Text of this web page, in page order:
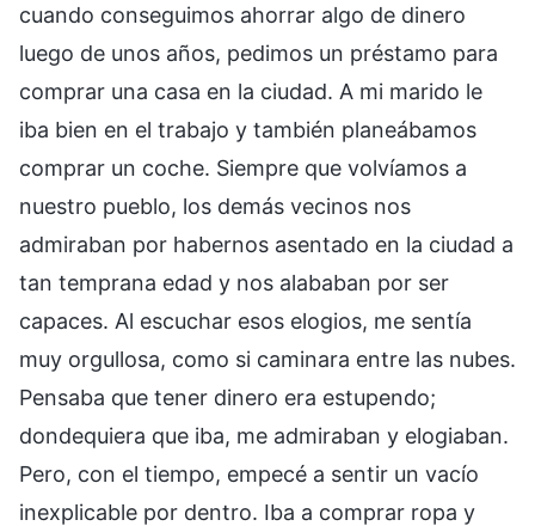
cuando conseguimos ahorrar algo de dinero
luego de unos años, pedimos un préstamo para
comprar una casa en la ciudad. A mi marido le
iba bien en el trabajo y también planeábamos
comprar un coche. Siempre que volvíamos a
nuestro pueblo, los demás vecinos nos
admiraban por habernos asentado en la ciudad a
tan temprana edad y nos alababan por ser
capaces. Al escuchar esos elogios, me sentía
muy orgullosa, como si caminara entre las nubes.
Pensaba que tener dinero era estupendo;
dondequiera que iba, me admiraban y elogiaban.
Pero, con el tiempo, empecé a sentir un vacío
inexplicable por dentro. Iba a comprar ropa y